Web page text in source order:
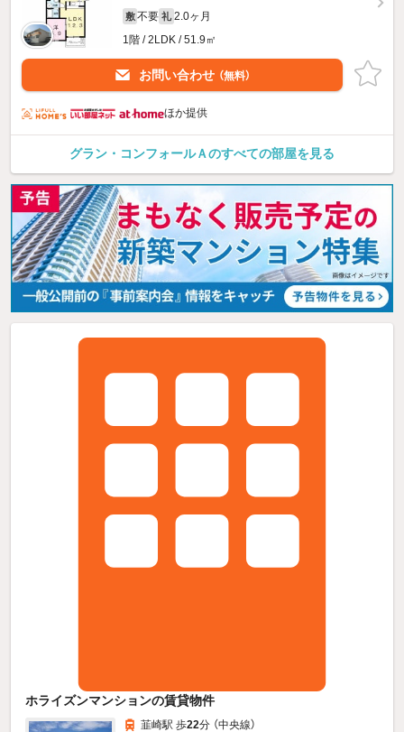
敷 不要 礼 2.0ヶ月
1階 / 2LDK / 51.9㎡
お問い合わせ （無料）
ほか提供
グラン・コンフォールＡのすべての部屋を見る
ホライズンマンションの賃貸物件
韮崎駅 歩22分 （中央線）